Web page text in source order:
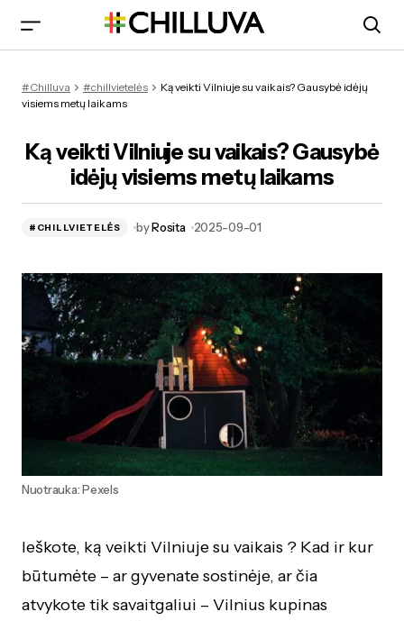
laikams
#Chilluva #chillvietelės
Ką veikti Vilniuje su vaikais? Gausybė idėjų
visiems metų laikams
Ką veikti Vilniuje su vaikais? Gausybė
idėjų visiems metų laikams
#CHILLVIETELĖS byRosita 2025-09-01
Nuotrauka: Pexels
Ieškote, ką veikti Vilniuje su vaikais ? Kad ir kur
būtumėte – ar gyvenate sostinėje, ar čia
atvykote tik savaitgaliui – Vilnius kupinas